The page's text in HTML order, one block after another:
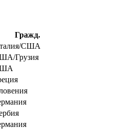
Гражд.
США
Грузия